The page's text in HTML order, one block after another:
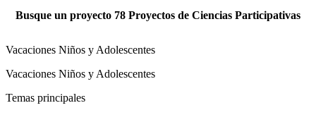
Busque un proyecto 78 Proyectos de Ciencias Participativas
Vacaciones Niños y Adolescentes
Vacaciones Niños y Adolescentes
Temas principales